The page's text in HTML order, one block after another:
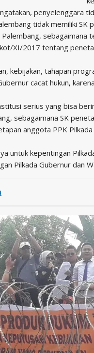
penyelenggara
tidak memiliki SK
sebagaimana
XI/2017 tentang
kebijakan, tahapan
cacat hukun,
serius yang bisa
sebagaimana SK
anggota PPK
untuk kepentingan
Pilkada Gubernur dan